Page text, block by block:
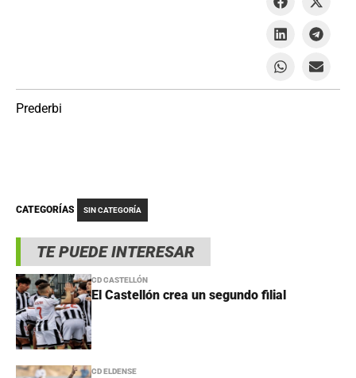
TE PUEDE INTERESAR
CD CASTELLÓN
El Castellón crea un segundo filial
CD ELDENSE
Prederbi
CATEGORÍAS SIN CATEGORÍA